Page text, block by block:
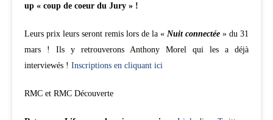
up « coup de coeur du Jury » !
Leurs prix leurs seront remis lors de la « Nuit connectée » du 31
mars ! Ils y retrouverons Anthony Morel qui les a déjà
interviewés ! Inscriptions en cliquant ici
RMC et RMC Découverte